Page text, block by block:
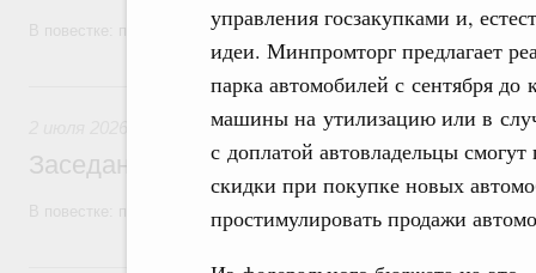
управления госзакупками и,
идеи. Минпромторг предлагает
парка автомобилей с сентября до
машины на утилизацию или в
с доплатой автовладельцы
скидки при покупке новых
простимулировать продажи
В повестке: проекты федеральных законов, бюджетные
2 июля, четверг
Заседание Правительства (2026 год,